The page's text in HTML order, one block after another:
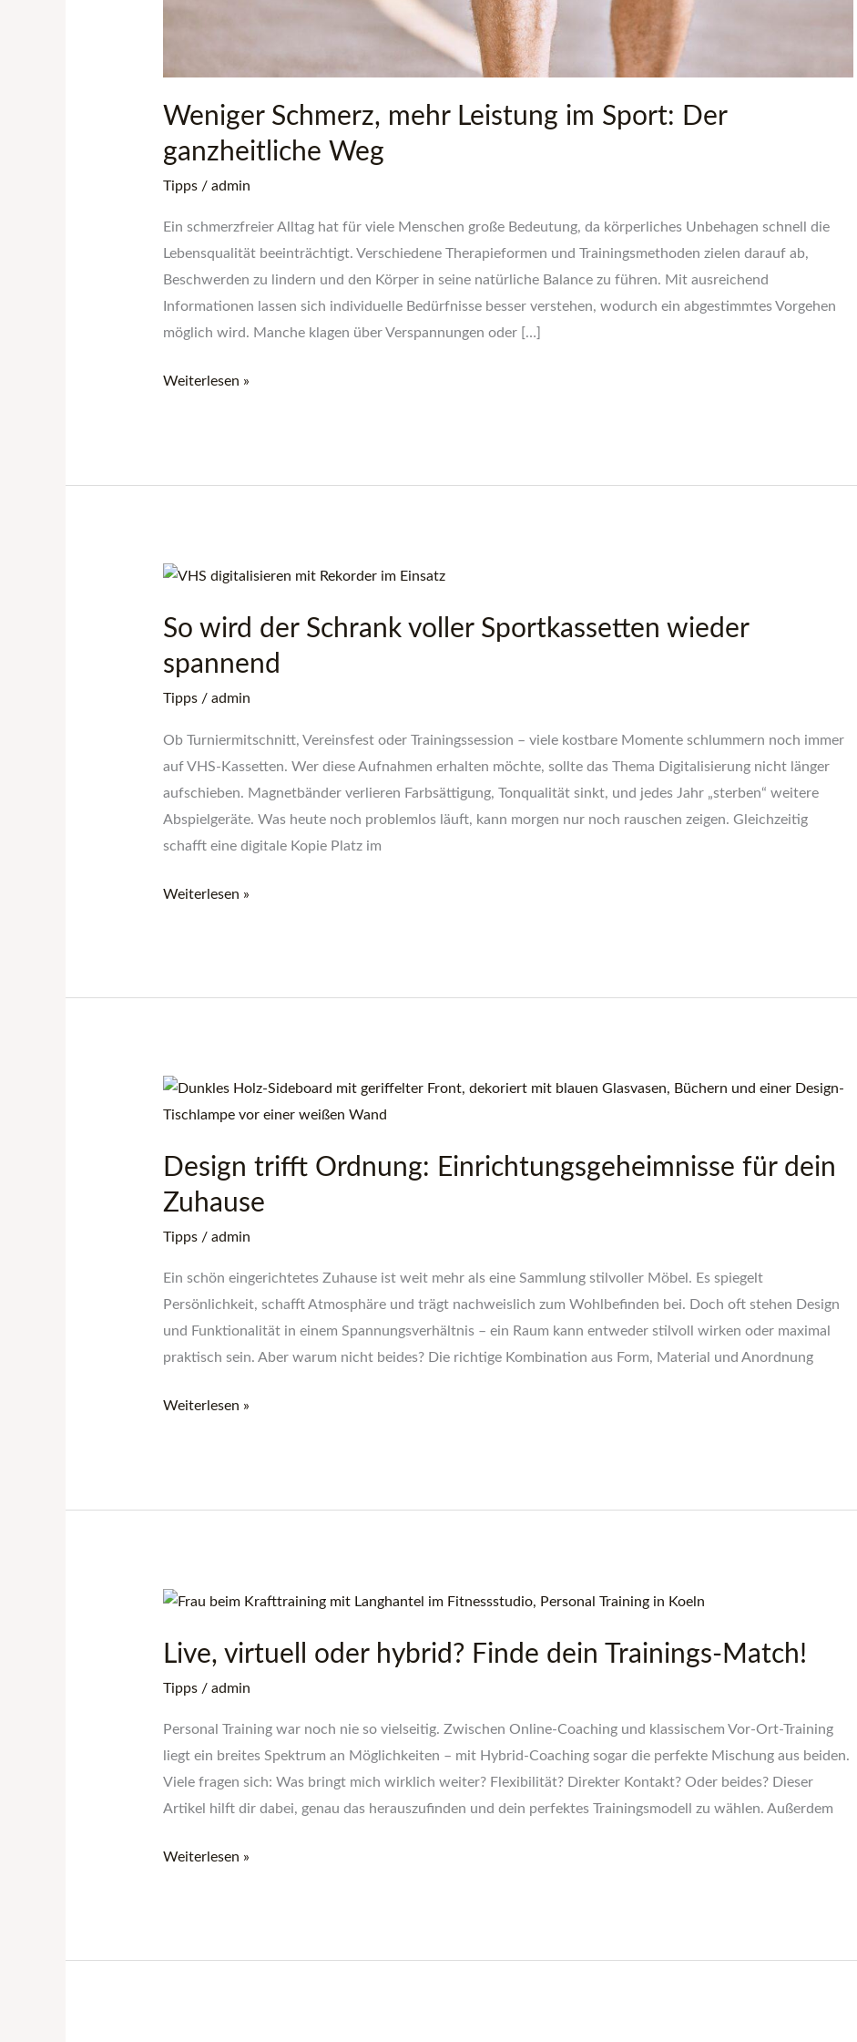
Weniger Schmerz, mehr Leistung im Sport: Der
ganzheitliche Weg
Tipps/ admin
Ein schmerzfreier Alltag hat für viele Menschen große Bedeutung, da körperliches Unbehagen schnell die
Lebensqualität beeinträchtigt. Verschiedene Therapieformen und Trainingsmethoden zielen darauf ab,
Beschwerden zu lindern und den Körper in seine natürliche Balance zu führen. Mit ausreichend
Informationen lassen sich individuelle Bedürfnisse besser verstehen, wodurch ein abgestimmtes Vorgehen
möglich wird. Manche klagen über Verspannungen oder […]
Weiterlesen »
So wird der Schrank voller Sportkassetten wieder
spannend
Tipps/ admin
Ob Turniermitschnitt, Vereinsfest oder Trainingssession – viele kostbare Momente schlummern noch immer
auf VHS‑Kassetten. Wer diese Aufnahmen erhalten möchte, sollte das Thema Digitalisierung nicht länger
aufschieben. Magnetbänder verlieren Farbsättigung, Tonqualität sinkt, und jedes Jahr „sterben“ weitere
Abspielgeräte. Was heute noch problemlos läuft, kann morgen nur noch rauschen zeigen. Gleichzeitig
schafft eine digitale Kopie Platz im
So
der
voller
Sportkassetten
wieder
spannend
Weiterlesen »
Design trifft Ordnung: Einrichtungsgeheimnisse für dein
Zuhause
Tipps/ admin
Ein schön eingerichtetes Zuhause ist weit mehr als eine Sammlung stilvoller Möbel. Es spiegelt
Persönlichkeit, schafft Atmosphäre und trägt nachweislich zum Wohlbefinden bei. Doch oft stehen Design
und Funktionalität in einem Spannungsverhältnis – ein Raum kann entweder stilvoll wirken oder maximal
praktisch sein. Aber warum nicht beides? Die richtige Kombination aus Form, Material und Anordnung
Design
trifft
Einrichtungsgeheimnisse
für
Zuhause
Weiterlesen »
Live, virtuell oder hybrid? Finde dein Trainings-Match!
Tipps/ admin
Personal Training war noch nie so vielseitig. Zwischen Online-Coaching und klassischem Vor-Ort-Training
liegt ein breites Spektrum an Möglichkeiten – mit Hybrid-Coaching sogar die perfekte Mischung aus beiden.
Viele fragen sich: Was bringt mich wirklich weiter? Flexibilität? Direkter Kontakt? Oder beides? Dieser
Artikel hilft dir dabei, genau das herauszufinden und dein perfektes Trainingsmodell zu wählen. Außerdem
Live,
oder
dein
Trainings-
Match!
Weiterlesen »